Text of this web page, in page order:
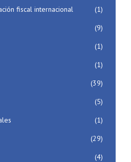
fiscal internacional
(1)
(9)
(1)
(1)
(39)
(5)
(1)
(29)
(4)